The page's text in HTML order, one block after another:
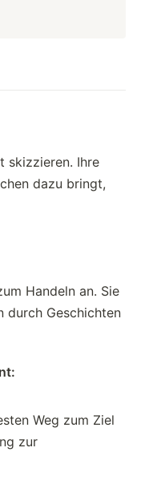
skizzieren. Ihre
dazu bringt,
Handeln an. Sie
durch Geschichten
Weg zum Ziel
zur